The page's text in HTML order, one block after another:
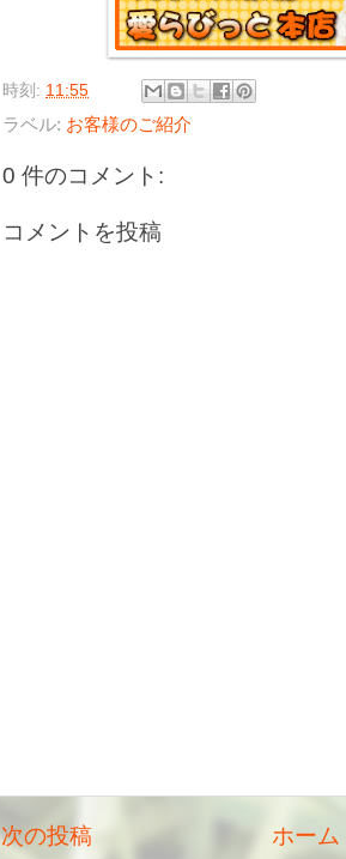
時刻: 11:55
ラベル: お客様のご紹介
0 件のコメント:
コメントを投稿
次の投稿 ホーム